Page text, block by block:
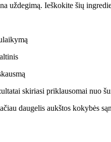
uždegimą. Ieškokite šių
skiriasi priklausomai nuo
daugelis aukštos kokybės